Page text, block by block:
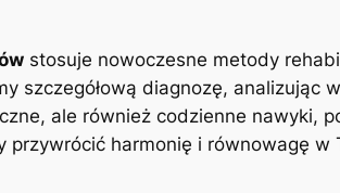
stosuje nowoczesne metody
szczegółową diagnozę, analizując
ale również codzienne nawyki,
harmonię i równowagę w